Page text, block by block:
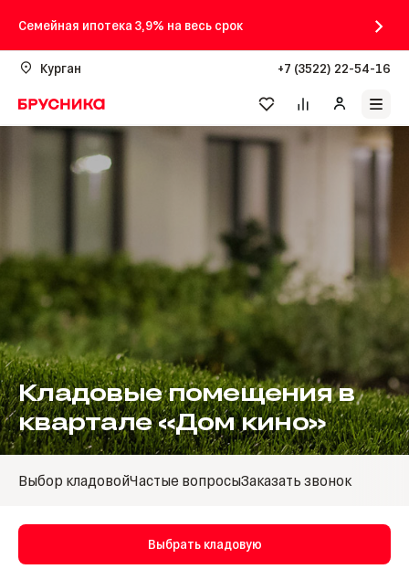
Семейная ипотека 3,9% на весь срок
Курган +7 (3522) 22-54-16
Кладовые помещения в
квартале «Дом кино»
Выбор кладовойЧастые вопросыЗаказать звонок
Выбрать кладовую